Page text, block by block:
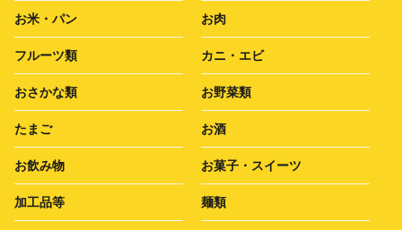
お米・パン お肉
フルーツ類 カニ・エビ
おさかな類 お野菜類
たまご お酒
お飲み物 お菓子・スイーツ
加工品等 麺類